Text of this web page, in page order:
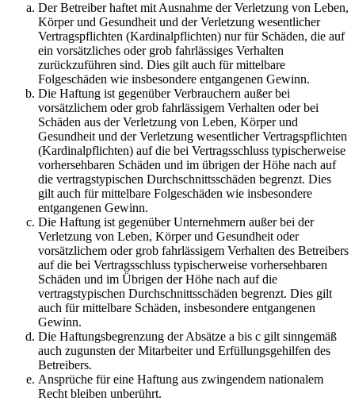
Der Betreiber haftet mit Ausnahme der Verletzung von Leben,
Körper und Gesundheit und der Verletzung wesentlicher
Vertragspflichten (Kardinalpflichten) nur für Schäden, die auf
ein vorsätzliches oder grob fahrlässiges Verhalten
zurückzuführen sind. Dies gilt auch für mittelbare
Folgeschäden wie insbesondere entgangenen Gewinn.
Die Haftung ist gegenüber Verbrauchern außer bei
vorsätzlichem oder grob fahrlässigem Verhalten oder bei
Schäden aus der Verletzung von Leben, Körper und
Gesundheit und der Verletzung wesentlicher Vertragspflichten
(Kardinalpflichten) auf die bei Vertragsschluss typischerweise
vorhersehbaren Schäden und im übrigen der Höhe nach auf
die vertragstypischen Durchschnittsschäden begrenzt. Dies
gilt auch für mittelbare Folgeschäden wie insbesondere
entgangenen Gewinn.
Die Haftung ist gegenüber Unternehmern außer bei der
Verletzung von Leben, Körper und Gesundheit oder
vorsätzlichem oder grob fahrlässigem Verhalten des Betreibers
auf die bei Vertragsschluss typischerweise vorhersehbaren
Schäden und im Übrigen der Höhe nach auf die
vertragstypischen Durchschnittsschäden begrenzt. Dies gilt
auch für mittelbare Schäden, insbesondere entgangenen
Gewinn.
Die Haftungsbegrenzung der Absätze a bis c gilt sinngemäß
auch zugunsten der Mitarbeiter und Erfüllungsgehilfen des
Betreibers.
Ansprüche für eine Haftung aus zwingendem nationalem
Recht bleiben unberührt.